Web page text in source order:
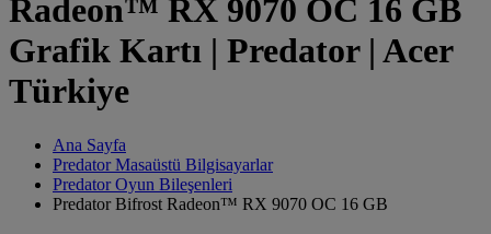
Radeon™ RX 9070 OC 16 GB
Grafik Kartı | Predator | Acer
Türkiye
Ana Sayfa
Predator Masaüstü Bilgisayarlar
Predator Oyun Bileşenleri
Predator Bifrost Radeon™ RX 9070 OC 16 GB